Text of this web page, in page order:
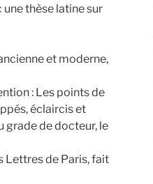
thèse latine sur
et moderne,
: Les points de
éclaircis et
grade de docteur, le
Lettres de Paris, fait